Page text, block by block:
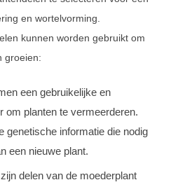
en wortelvorming.
kunnen worden gebruikt om
groeien:
een gebruikelijke en
om planten te vermeerderen.
genetische informatie die nodig
een nieuwe plant.
delen van de moederplant